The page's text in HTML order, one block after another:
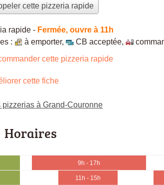
cette pizzeria rapide
rapide - Fermée, ouvre à 11h
:
à emporter, CB acceptée,
cette pizzeria rapide
cette fiche
pizzerias à Grand-Couronne
Horaires
9h - 17h
11h - 15h